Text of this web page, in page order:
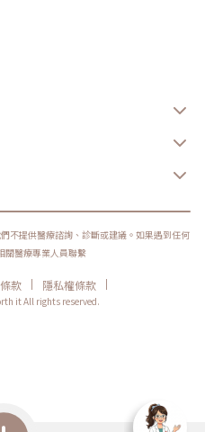
不提供醫療諮詢、診斷或建議。如果遇到任何
關醫療專業人員聯繫
款 | 隱私權條款
|
it All rights reserved.